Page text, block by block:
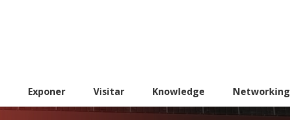
Exponer Visitar Knowledge Networking